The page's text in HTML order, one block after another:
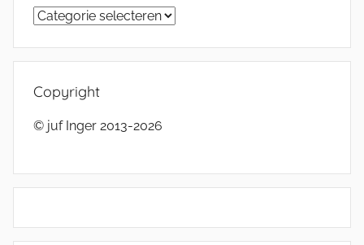
Categorieën
Copyright
© juf Inger 2013-2026